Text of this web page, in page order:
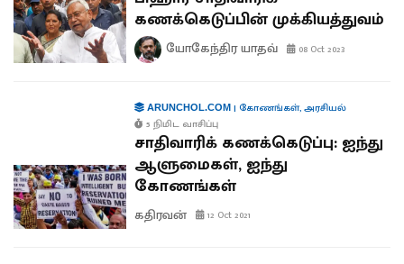
கணக்கெடுப்பின் முக்கியத்துவம்
யோகேந்திர யாதவ் 08 Oct 2023
ARUNCHOL.COM| கோணங்கள்,அரசியல்
5 நிமிட வாசிப்பு
சாதிவாரிக் கணக்கெடுப்பு: ஐந்து
ஆளுமைகள், ஐந்து
கோணங்கள்
கதிரவன் 12 Oct 2021